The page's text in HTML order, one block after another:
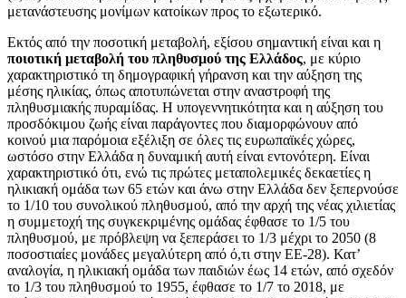
μετανάστευσης μονίμων κατοίκων προς το εξωτερικό.
Εκτός από την ποσοτική μεταβολή, εξίσου σημαντική είναι και η
ποιοτική μεταβολή του πληθυσμού της Ελλάδος, με κύριο
χαρακτηριστικό τη δημογραφική γήρανση και την αύξηση της
μέσης ηλικίας, όπως αποτυπώνεται στην αναστροφή της
πληθυσμιακής πυραμίδας. Η υπογεννητικότητα και η αύξηση του
προσδόκιμου ζωής είναι παράγοντες που διαμορφώνουν από
κοινού μια παρόμοια εξέλιξη σε όλες τις ευρωπαϊκές χώρες,
ωστόσο στην Ελλάδα η δυναμική αυτή είναι εντονότερη. Είναι
χαρακτηριστικό ότι, ενώ τις πρώτες μεταπολεμικές δεκαετίες η
ηλικιακή ομάδα των 65 ετών και άνω στην Ελλάδα δεν ξεπερνούσε
το 1/10 του συνολικού πληθυσμού, από την αρχή της νέας χιλιετίας
η συμμετοχή της συγκεκριμένης ομάδας έφθασε το 1/5 του
πληθυσμού, με πρόβλεψη να ξεπεράσει το 1/3 μέχρι το 2050 (8
ποσοστιαίες μονάδες μεγαλύτερη από ό,τι στην ΕΕ-28). Κατ’
αναλογία, η ηλικιακή ομάδα των παιδιών έως 14 ετών, από σχεδόν
το 1/3 του πληθυσμού το 1955, έφθασε το 1/7 το 2018, με